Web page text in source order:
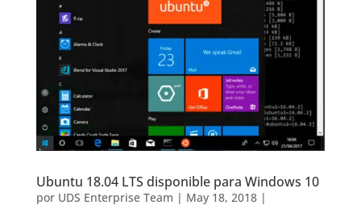
Ubuntu 18.04 LTS disponible para Windows 10
por UDS Enterprise Team | May 18, 2018|